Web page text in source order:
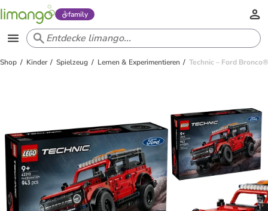
family
Shop Kinder Spielzeug Lernen & Experimentieren Technic – Ford